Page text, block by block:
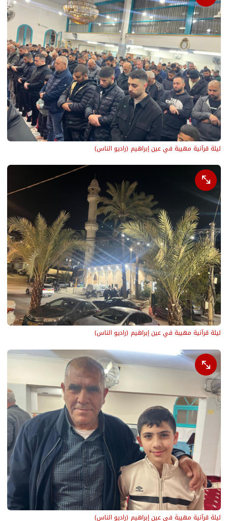
ليلة قرآنية مهيبة في عين إبراهيم (راديو الناس)
ليلة قرآنية مهيبة في عين إبراهيم (راديو الناس)
ليلة قرآنية مهيبة في عين إبراهيم (راديو الناس)